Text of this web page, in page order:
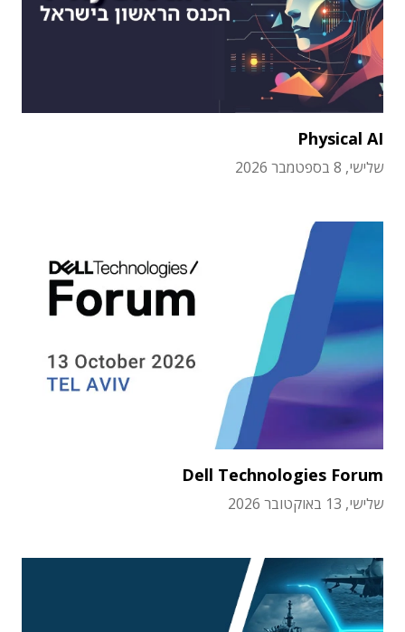
Physical AI
שלישי, 8 בספטמבר 2026
Dell Technologies Forum
שלישי, 13 באוקטובר 2026